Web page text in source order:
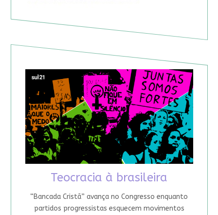
Teocracia à brasileira
“Bancada Cristã” avança no Congresso enquanto
partidos progressistas esquecem movimentos